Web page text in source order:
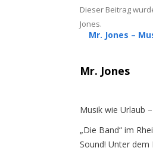
Dieser Beitrag
Jones.
Mr. Jones –
Mr. Jones
Musik wie Urlaub
„Die Band“ im
Sound! Unter